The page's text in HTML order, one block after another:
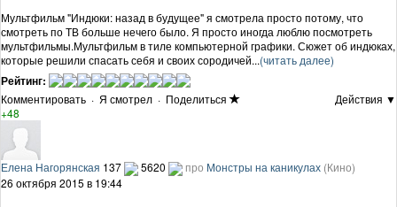
Мультфильм "Индюки: назад в будущее" я смотрела просто потому, что
смотреть по ТВ больше нечего было. Я просто иногда люблю посмотреть
мультфильмы.Мультфильм в тиле компьютерной графики. Сюжет об индюках,
которые решили спасать себя и своих сородичей...(читать далее)
Рейтинг:
Комментировать · Я смотрел · Поделиться
Действия ▼
+48
Елена Нагорянская 137 5620 про Монстры на каникулах (Кино)
26 октября 2015 в 19:44